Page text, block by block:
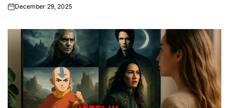
onDecember 29, 2025